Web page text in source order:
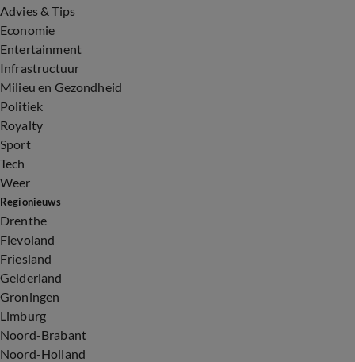
Advies & Tips
Economie
Entertainment
Infrastructuur
Milieu en Gezondheid
Politiek
Royalty
Sport
Tech
Weer
Regionieuws
Drenthe
Flevoland
Friesland
Gelderland
Groningen
Limburg
Noord-Brabant
Noord-Holland